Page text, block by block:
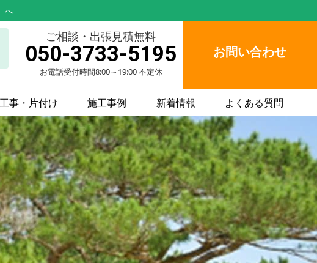
へ
ご相談・出張見積無料
050-3733-5195
お電話受付時間8:00～19:00 不定休
お問い合わせ
事・片付け 施工事例 新着情報 よくある質問